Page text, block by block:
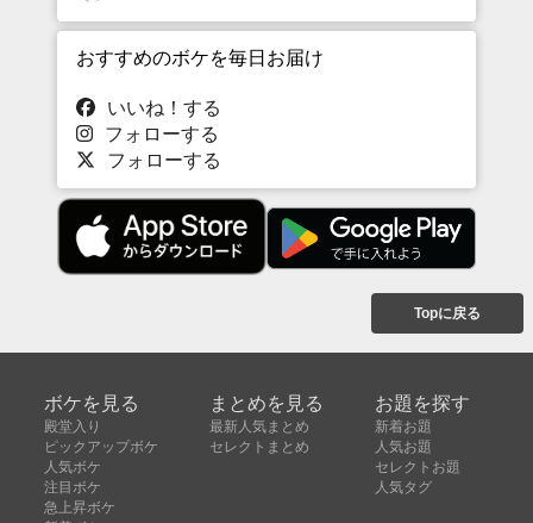
おすすめのボケを毎日お届け
いいね！する
フォローする
フォローする
Topに戻る
ボケを見る
殿堂入り
ピックアップボケ
人気ボケ
注目ボケ
急上昇ボケ
まとめを見る
最新人気まとめ
セレクトまとめ
お題を探す
新着お題
人気お題
セレクトお題
人気タグ